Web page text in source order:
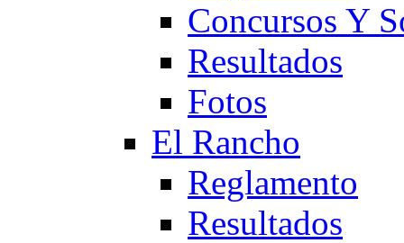
Concursos Y
Resultados
Fotos
El Rancho
Reglamento
Resultados